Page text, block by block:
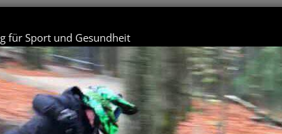
für Sport und Gesundheit